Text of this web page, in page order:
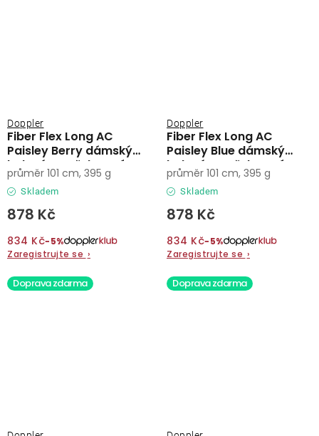
Fiber Flex Long AC
Paisley Berry dámský
holový vystřelovací
deštník
Doppler
Skladem
878 Kč
834 Kč−5%
Zaregistrujte se ›
průměr 101 cm, 395 g
Fiber Flex Long AC
Paisley Blue dámský
holový vystřelovací
deštník
Doppler
Skladem
878 Kč
834 Kč−5%
Zaregistrujte se ›
průměr 101 cm, 395 g
Doprava zdarma Doprava zdarma